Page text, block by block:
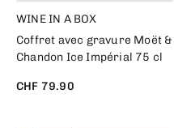
WINE IN A BOX
Coffret avec gravure Moët &
Chandon Ice Impérial 75 cl
CHF 79.90